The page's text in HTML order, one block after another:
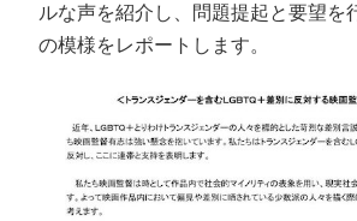
ルな声を紹介し、問題提起と要望を
の模様をレポートします。